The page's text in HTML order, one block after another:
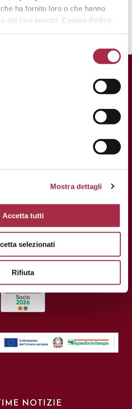
ha fornito loro o che hanno
dei loro servizi. Cookie Policy.
Mostra dettagli
Accetta tutti
selezionati
Rifiuta
NOTIZIE